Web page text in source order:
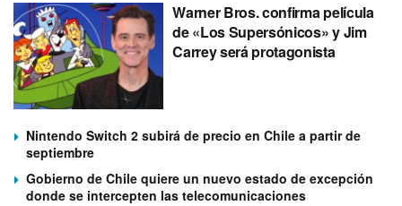
Warner Bros. confirma película
de «Los Supersónicos» y Jim
Carrey será protagonista
Nintendo Switch 2 subirá de precio en Chile a partir de
septiembre
Gobierno de Chile quiere un nuevo estado de excepción
donde se intercepten las telecomunicaciones